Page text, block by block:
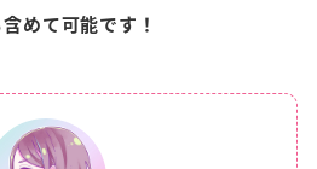
めて可能です！